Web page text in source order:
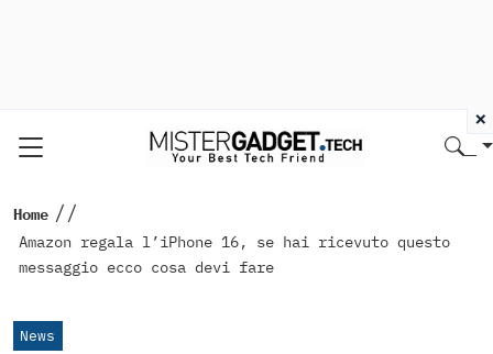
Home //
Amazon regala l’iPhone 16, se hai ricevuto questo
messaggio ecco cosa devi fare
News
×